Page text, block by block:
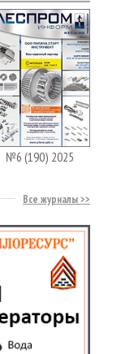
№6 (190) 2025
Все журналы